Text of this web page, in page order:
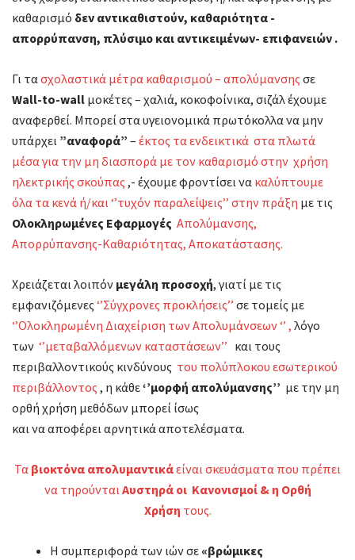
καθαρισμό δεν αντικαθιστούν, καθαριότητα -
απορρύπανση, πλύσιμο και αντικειμένων- επιφανειών .
Γι τασχολαστικά μέτρα καθαρισμού – απολύμανσης σε
Wall-to-wall μοκέτες – χαλιά, κοκοφοίνικα, σιζάλ έχουμε
αναφερθεί. Μπορεί στα υγειονομικά πρωτόκολλα να μην
υπάρχει ”αναφορά” – έκτος τα ενδεικτικά στα πλωτά
μέσα για την μη διασπορά με τον καθαρισμό στην χρήση
ηλεκτρικής σκούπας ,- έχουμε φροντίσει να καλύπτουμε
όλα τα κενά ή/και ‘’τυχόν παραλείψεις’’ στην πράξη με τις
Ολοκληρωμένες Εφαρμογές Απολύμανσης,
Απορρύπανσης-Καθαριότητας, Αποκατάστασης.
Χρειάζεται λοιπόν μεγάλη προσοχή, γιατί με τις
εμφανιζόμενες‘’Σύγχρονες προκλήσεις’’ σε τομείς με
‘’Ολοκληρωμένη Διαχείριση των Απολυμάνσεων ‘’ , λόγο
των ‘’μεταβαλλόμενων καταστάσεων’’ και τους
περιβαλλοντικούς κινδύνους του πολύπλοκου εσωτερικού
περιβάλλοντος , η κάθε‘’μορφή απολύμανσης’’ με την μη
ορθή χρήση μεθόδων μπορεί ίσως
και να αποφέρει αρνητικά αποτελέσματα.
Τα βιοκτόνα απολυμαντικάείναι σκευάσματα που πρέπει
να τηρούνταιΑυστηρά οι Κανονισμοί & η Ορθή
Χρήση τους.
Η συμπεριφορά των ιών σε «βρώμικες